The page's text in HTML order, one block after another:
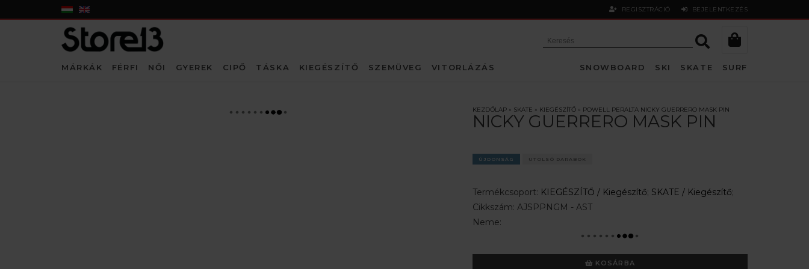
REGISZTRÁCIÓ BEJELENTKEZÉS
MÁRKÁK FÉRFI NŐI GYEREK CIPŐ TÁSKA KIEGÉSZÍTŐ SZEMÜVEG VITORLÁZÁS SNOWBOARD SKI SKATE SURF
KEZDŐLAP» SKATE » KIEGÉSZÍTŐ» POWELL PERALTA NICKY GUERRERO MASK PIN
NICKY GUERRERO MASK PIN
ÚJDONSÁG UTOLSÓ DARABOK
Termékcsoport: KIEGÉSZÍTŐ / Kiegészítő; SKATE / Kiegészítő;
Cikkszám: AJSPPNGM - AST
Neme:
KOSÁRBA